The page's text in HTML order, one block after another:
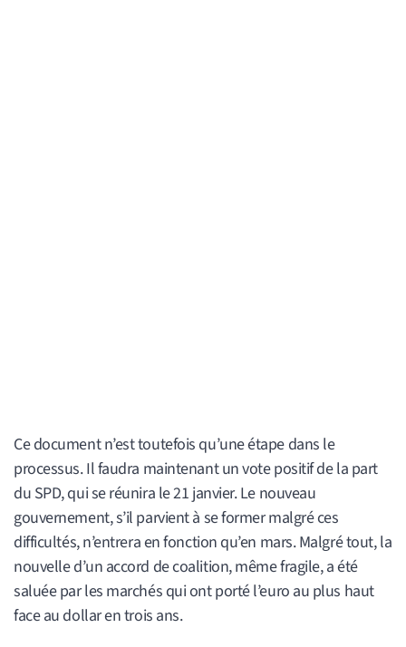
Ce document n’est toutefois qu’une étape dans le
processus. Il faudra maintenant un vote positif de la part
du SPD, qui se réunira le 21 janvier. Le nouveau
gouvernement, s’il parvient à se former malgré ces
difficultés, n’entrera en fonction qu’en mars. Malgré tout, la
nouvelle d’un accord de coalition, même fragile, a été
saluée par les marchés qui ont porté l’euro au plus haut
face au dollar en trois ans.